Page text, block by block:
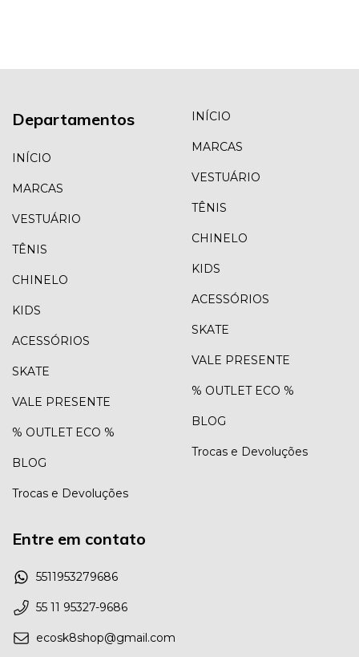
Departamentos
INÍCIO
MARCAS
VESTUÁRIO
TÊNIS
CHINELO
KIDS
ACESSÓRIOS
SKATE
VALE PRESENTE
% OUTLET ECO %
BLOG
Trocas e Devoluções
INÍCIO
MARCAS
VESTUÁRIO
TÊNIS
CHINELO
KIDS
ACESSÓRIOS
SKATE
VALE PRESENTE
% OUTLET ECO %
BLOG
Trocas e Devoluções
Entre em contato
5511953279686
55 11 95327-9686
ecosk8shop@gmail.com